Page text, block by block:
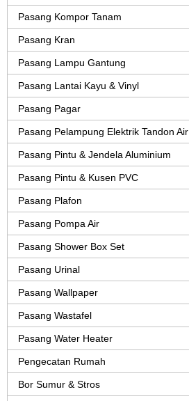
Pasang Kompor Tanam
Pasang Kran
Pasang Lampu Gantung
Pasang Lantai Kayu & Vinyl
Pasang Pagar
Pasang Pelampung Elektrik Tandon Air
Pasang Pintu & Jendela Aluminium
Pasang Pintu & Kusen PVC
Pasang Plafon
Pasang Pompa Air
Pasang Shower Box Set
Pasang Urinal
Pasang Wallpaper
Pasang Wastafel
Pasang Water Heater
Pengecatan Rumah
Bor Sumur & Stros